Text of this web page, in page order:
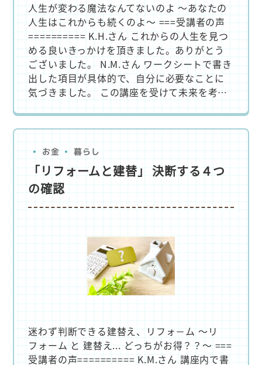
人生が変わる魔法なんてないのよ ～あなたの
人生はこれからも続くのよ～ ===受講者の声
========== K.H.さん これからの人生を見つ
める良いきっかけを頂きました。ありがとう
ございました。 N.M.さん ワークシートで書き
出した項目が具体的で、自分に必要なことに
気づきました。 この講座を受けて未来を考…
お金 暮らし
「リフォームと建替」 決断する４つ
の確認
迷わず判断できる建替え、リフォ－ム ～リ
フォーム と 建替え... どっちがお得？？～ ===
受講者の声========== K.M.さん 講座内で書